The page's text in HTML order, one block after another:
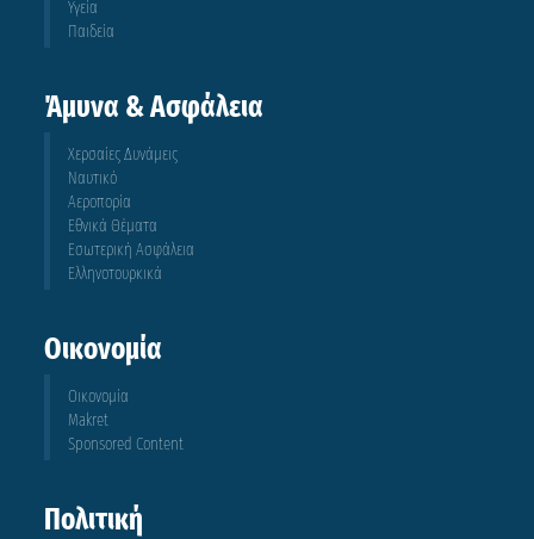
Υγεία
Παιδεία
Άμυνα & Ασφάλεια
Χερσαίες Δυνάμεις
Ναυτικό
Αεροπορία
Εθνικά Θέματα
Εσωτερική Ασφάλεια
Ελληνοτουρκικά
Οικονομία
Οικονομία
Makret
Sponsored Content
Πολιτική